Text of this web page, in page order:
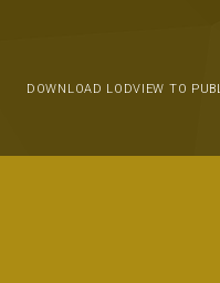
DOWNLOAD LODVIEW TO